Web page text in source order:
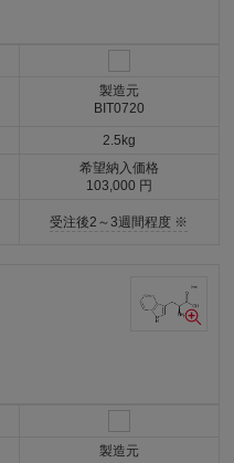
製造元
BIT0720
2.5kg
希望納入価格
103,000 円
受注後2～3週間程度 ※
製造元